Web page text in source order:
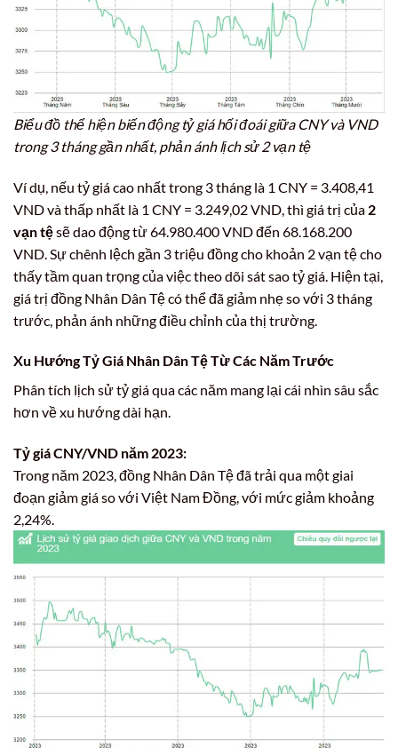
Biểu đồ thể hiện biến động tỷ giá hối đoái giữa CNY và VND
trong 3 tháng gần nhất, phản ánh lịch sử 2 vạn tệ
Ví dụ, nếu tỷ giá cao nhất trong 3 tháng là 1 CNY = 3.408,41
VND và thấp nhất là 1 CNY = 3.249,02 VND, thì giá trị của 2
vạn tệsẽ dao động từ 64.980.400 VND đến 68.168.200
VND. Sự chênh lệch gần 3 triệu đồng cho khoản 2 vạn tệ cho
thấy tầm quan trọng của việc theo dõi sát sao tỷ giá. Hiện tại,
giá trị đồng Nhân Dân Tệ có thể đã giảm nhẹ so với 3 tháng
trước, phản ánh những điều chỉnh của thị trường.
Xu Hướng Tỷ Giá Nhân Dân Tệ Từ Các Năm Trước
Phân tích lịch sử tỷ giá qua các năm mang lại cái nhìn sâu sắc
hơn về xu hướng dài hạn.
Tỷ giá CNY/VND năm 2023:
Trong năm 2023, đồng Nhân Dân Tệ đã trải qua một giai
đoạn giảm giá so với Việt Nam Đồng, với mức giảm khoảng
2,24%.